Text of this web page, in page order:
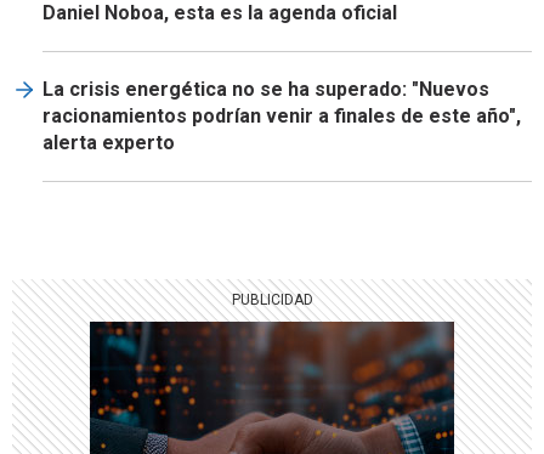
Daniel Noboa, esta es la agenda oficial
La crisis energética no se ha superado: "Nuevos
racionamientos podrían venir a finales de este año",
alerta experto